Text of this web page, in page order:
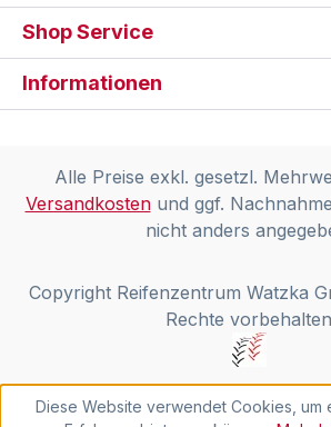
Shop Service
Informationen
Alle Preise exkl. gesetzl.
Versandkostenund ggf.
nicht anders
Copyright Reifenzentrum Watzka
Rechte vorbehalten
Diese Website verwendet Cookies, um